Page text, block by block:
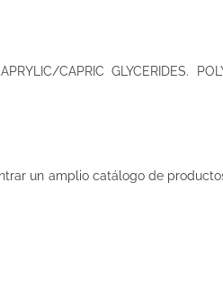
CAPRIC GLYCERIDES.
un amplio catálogo de